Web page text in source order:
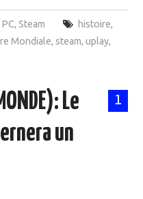
PC, Steam histoire,
Mondiale, steam,uplay,
1
Le
un